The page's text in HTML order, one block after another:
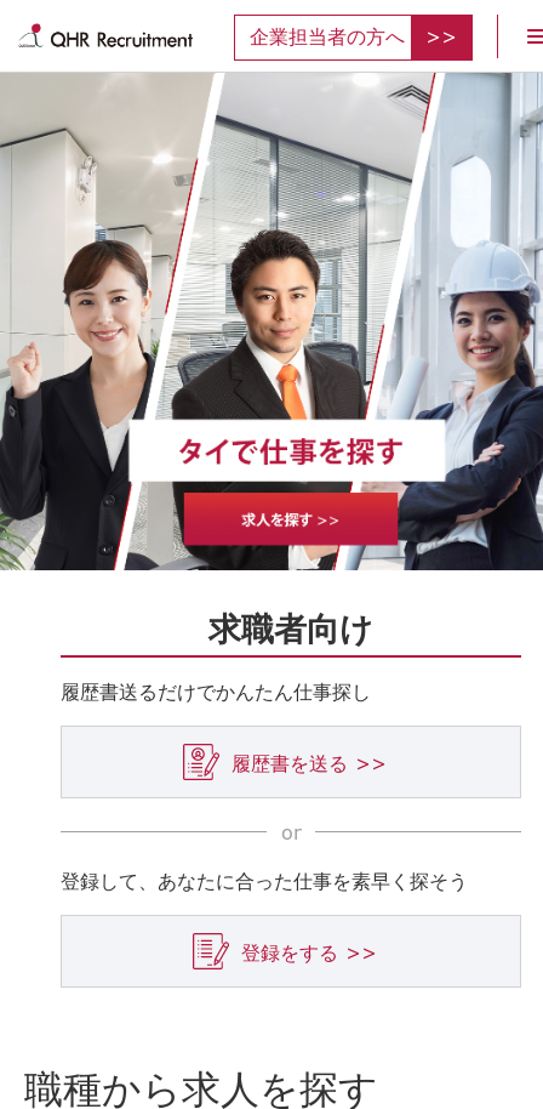
企業担当者の方へ
求職者向け
履歴書送るだけでかんたん仕事探し
履歴書を送る >>
or
登録して、あなたに合った仕事を素早く探そう
登録をする >>
職種から求人を探す